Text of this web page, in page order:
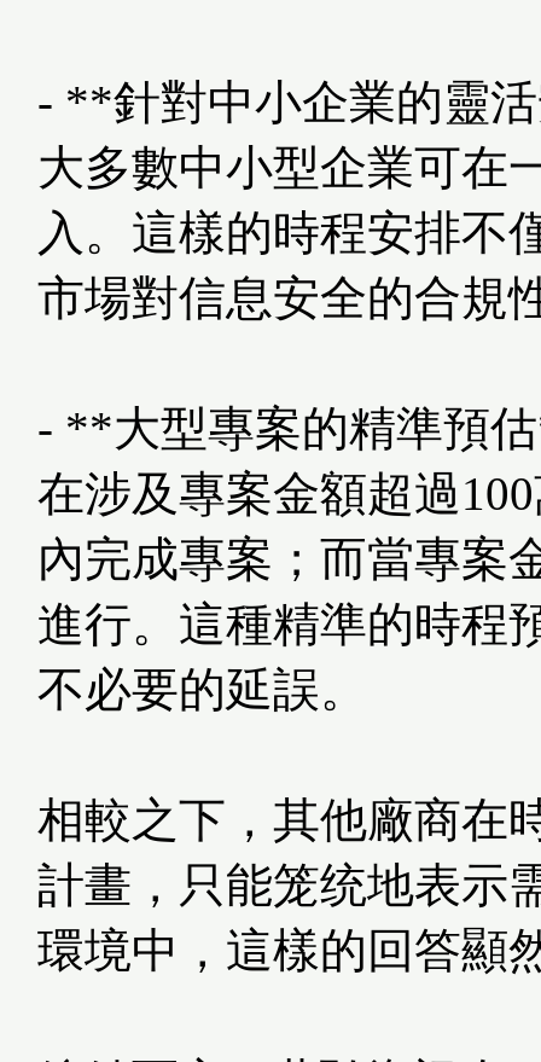
- **針對中小企業的靈
大多數中小型企業可在
入。這樣的時程安排不
市場對信息安全的合規
- **大型專案的精準預
在涉及專案金額超過
內完成專案；而當專案
進行。這種精準的時程
不必要的延誤。
相較之下，其他廠商在
計畫，只能笼统地表示
環境中，這樣的回答顯